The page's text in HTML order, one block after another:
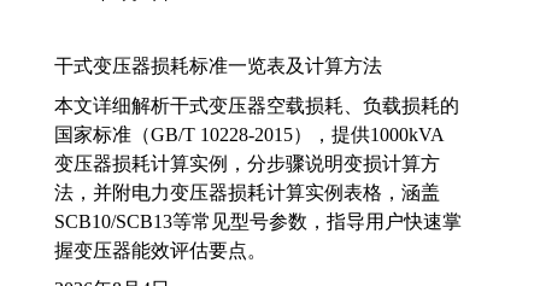
干式变压器损耗标准一览表及计算方法
本文详细解析干式变压器空载损耗、负载损耗的
国家标准（GB/T 10228-2015），提供1000kVA
变压器损耗计算实例，分步骤说明变损计算方
法，并附电力变压器损耗计算实例表格，涵盖
SCB10/SCB13等常见型号参数，指导用户快速掌
握变压器能效评估要点。